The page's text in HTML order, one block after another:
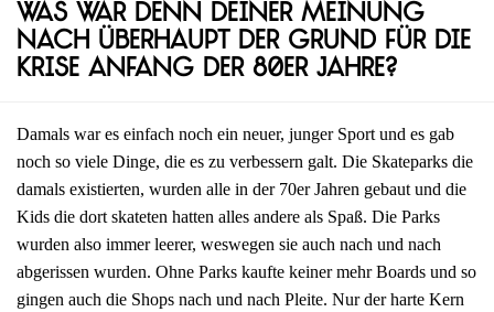
Was war denn deiner Meinung
nach überhaupt der Grund für die
Krise Anfang der 80er Jahre?
Damals war es einfach noch ein neuer, junger Sport und es gab
noch so viele Dinge, die es zu verbessern galt. Die Skateparks die
damals existierten, wurden alle in der 70er Jahren gebaut und die
Kids die dort skateten hatten alles andere als Spaß. Die Parks
wurden also immer leerer, weswegen sie auch nach und nach
abgerissen wurden. Ohne Parks kaufte keiner mehr Boards und so
gingen auch die Shops nach und nach Pleite. Nur der harte Kern